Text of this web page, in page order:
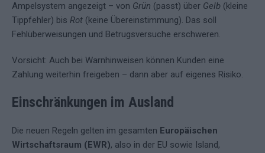
Ampelsystem angezeigt – von Grün (passt) über Gelb (kleine
Tippfehler) bis Rot (keine Übereinstimmung). Das soll
Fehlüberweisungen und Betrugsversuche erschweren.
Vorsicht: Auch bei Warnhinweisen können Kunden eine
Zahlung weiterhin freigeben – dann aber auf eigenes Risiko.
Einschränkungen im Ausland
Die neuen Regeln gelten im gesamten Europäischen
Wirtschaftsraum (EWR), also in der EU sowie Island,